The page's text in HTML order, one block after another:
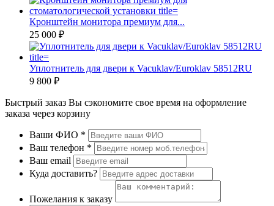
Кронштейн монитора премиум для...
25 000 ₽
Уплотнитель для двери к Vacuklav/Euroklav 58512RU
9 800 ₽
Быстрый заказ Вы сэкономите свое время на оформление
заказа через корзину
Ваши ФИО *
Ваш телефон *
Ваш email
Куда доставить?
Пожелания к заказу